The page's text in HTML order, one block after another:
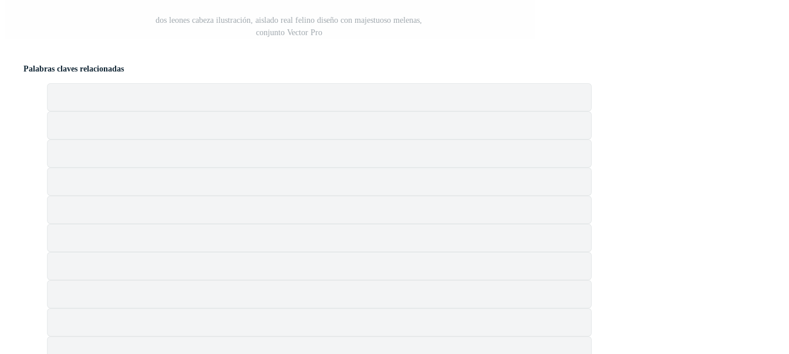
dos leones cabeza ilustración, aislado real felino diseño con majestuoso melenas,
conjunto Vector Pro
Palabras claves relacionadas